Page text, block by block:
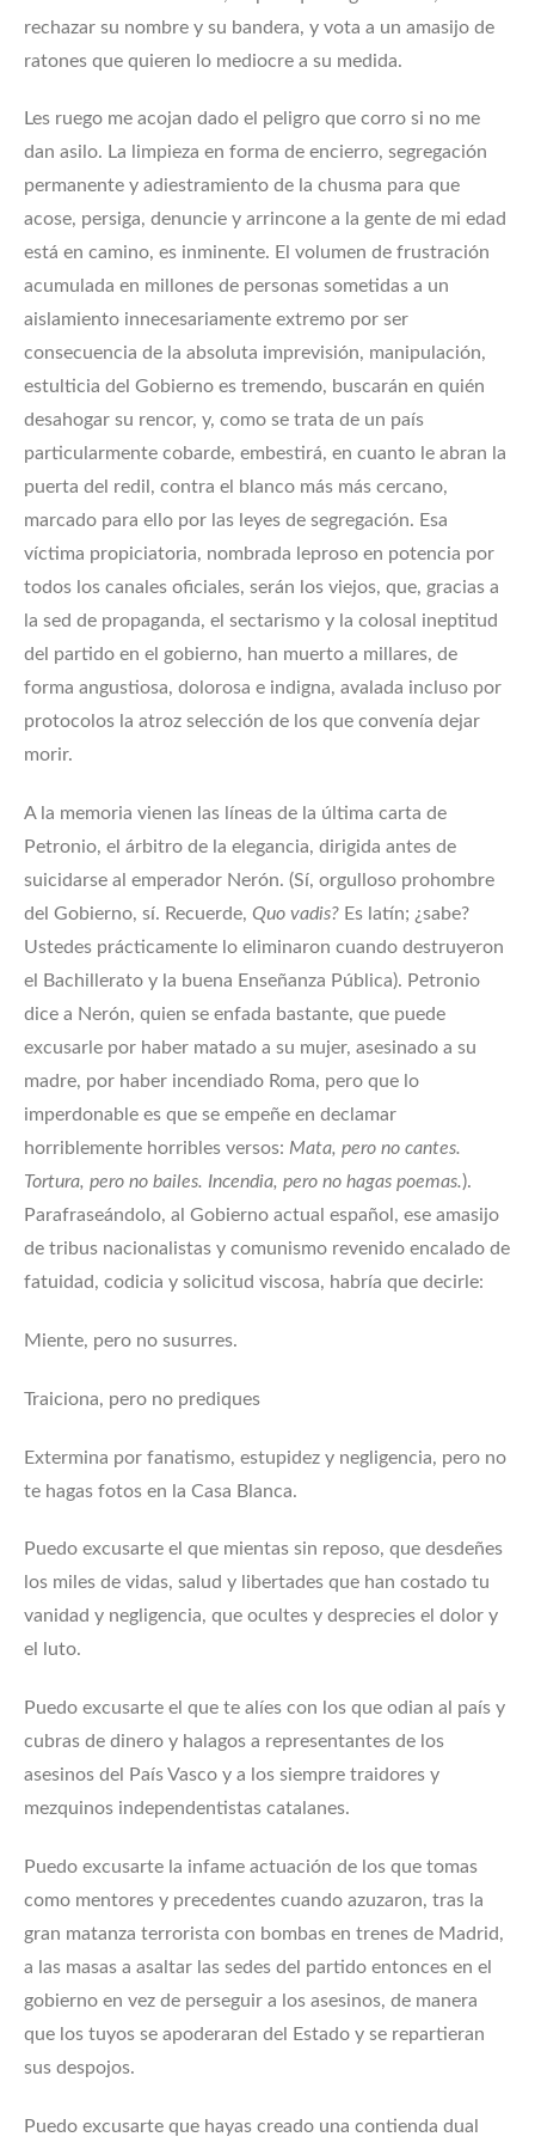
rechazar su nombre y su bandera, y vota a un amasijo de
ratones que quieren lo mediocre a su medida.
Les ruego me acojan dado el peligro que corro si no me
dan asilo. La limpieza en forma de encierro, segregación
permanente y adiestramiento de la chusma para que
acose, persiga, denuncie y arrincone a la gente de mi edad
está en camino, es inminente. El volumen de frustración
acumulada en millones de personas sometidas a un
aislamiento innecesariamente extremo por ser
consecuencia de la absoluta imprevisión, manipulación,
estulticia del Gobierno es tremendo, buscarán en quién
desahogar su rencor, y, como se trata de un país
particularmente cobarde, embestirá, en cuanto le abran la
puerta del redil, contra el blanco más más cercano,
marcado para ello por las leyes de segregación. Esa
víctima propiciatoria, nombrada leproso en potencia por
todos los canales oficiales, serán los viejos, que, gracias a
la sed de propaganda, el sectarismo y la colosal ineptitud
del partido en el gobierno, han muerto a millares, de
forma angustiosa, dolorosa e indigna, avalada incluso por
protocolos la atroz selección de los que convenía dejar
morir.
A la memoria vienen las líneas de la última carta de
Petronio, el árbitro de la elegancia, dirigida antes de
suicidarse al emperador Nerón. (Sí, orgulloso prohombre
del Gobierno, sí. Recuerde, Quo vadis? Es latín; ¿sabe?
Ustedes prácticamente lo eliminaron cuando destruyeron
el Bachillerato y la buena Enseñanza Pública). Petronio
dice a Nerón, quien se enfada bastante, que puede
excusarle por haber matado a su mujer, asesinado a su
madre, por haber incendiado Roma, pero que lo
imperdonable es que se empeñe en declamar
horriblemente horribles versos: Mata, pero no cantes.
Tortura, pero no bailes. Incendia, pero no hagas poemas.).
Parafraseándolo, al Gobierno actual español, ese amasijo
de tribus nacionalistas y comunismo revenido encalado de
fatuidad, codicia y solicitud viscosa, habría que decirle:
Miente, pero no susurres.
Traiciona, pero no prediques
Extermina por fanatismo, estupidez y negligencia, pero no
te hagas fotos en la Casa Blanca.
Puedo excusarte el que mientas sin reposo, que desdeñes
los miles de vidas, salud y libertades que han costado tu
vanidad y negligencia, que ocultes y desprecies el dolor y
el luto.
Puedo excusarte el que te alíes con los que odian al país y
cubras de dinero y halagos a representantes de los
asesinos del País Vasco y a los siempre traidores y
mezquinos independentistas catalanes.
Puedo excusarte la infame actuación de los que tomas
como mentores y precedentes cuando azuzaron, tras la
gran matanza terrorista con bombas en trenes de Madrid,
a las masas a asaltar las sedes del partido entonces en el
gobierno en vez de perseguir a los asesinos, de manera
que los tuyos se apoderaran del Estado y se repartieran
sus despojos.
Puedo excusarte que hayas creado una contienda dual